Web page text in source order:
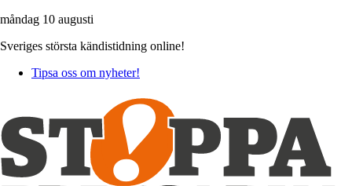
måndag 10 augusti
Sveriges största kändistidning online!
Tipsa oss om nyheter!